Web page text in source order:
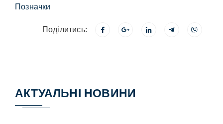
Позначки
Поділитись:
АКТУАЛЬНІ НОВИНИ